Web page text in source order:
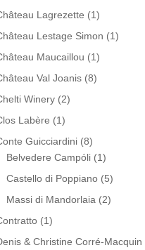
Lagrezette (1)
Lestage Simon (1)
Maucaillou (1)
Val Joanis (8)
Winery (2)
Labère (1)
Guicciardini (8)
Belvedere Campóli (1)
Castello di Poppiano (5)
Massi di Mandorlaia (2)
(1)
& Christine Corré-Macquin